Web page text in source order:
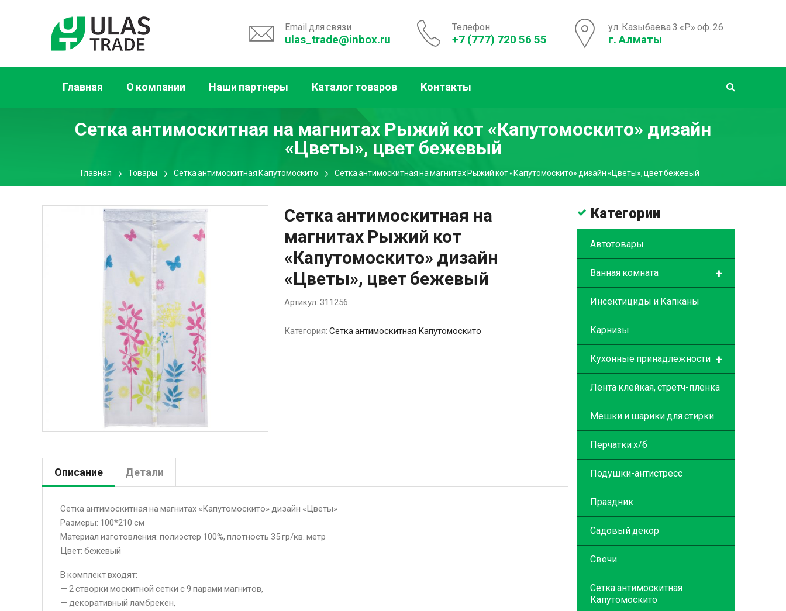
Email для связи
ulas_trade@inbox.ru
Телефон
+7 (777) 720 56 55
ул. Казыбаева 3 «Р» оф. 26
г. Алматы
Главная О компании Наши партнеры Каталог товаров Контакты
Сетка антимоскитная на магнитах Рыжий кот «Капутомоскито» дизайн
«Цветы», цвет бежевый
Главная Товары Сетка антимоскитная Капутомоскито Сетка антимоскитная на магнитах Рыжий кот «Капутомоскито» дизайн «Цветы», цвет бежевый
Сетка антимоскитная на
магнитах Рыжий кот
«Капутомоскито» дизайн
«Цветы», цвет бежевый
Артикул: 311256
Категория: Сетка антимоскитная Капутомоскито
Описание Детали
Сетка антимоскитная на магнитах «Капутомоскито» дизайн «Цветы»
Размеры: 100*210 см
Материал изготовления: полиэстер 100%, плотность 35 гр/кв. метр
Цвет: бежевый
В комплект входят:
— 2 створки москитной сетки с 9 парами магнитов,
— декоративный ламбрекен,
Категории
Автотовары
+
Ванная комната
Инсектициды и Капканы
Карнизы
+
Кухонные принадлежности
Лента клейкая, стретч-пленка
Мешки и шарики для стирки
Перчатки х/б
Подушки-антистресс
Праздник
Садовый декор
Свечи
Сетка антимоскитная
Капутомоскито